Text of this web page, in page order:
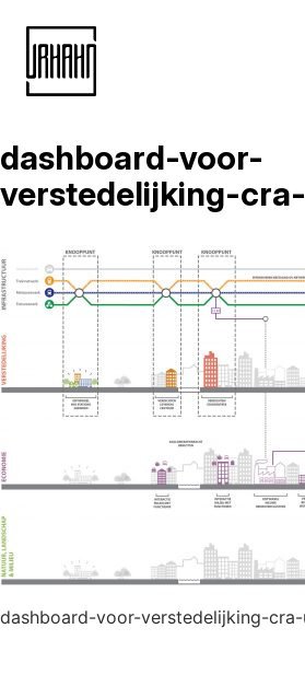
Naar
dashboard-voor-
verstedelijking-
dashboard-voor-verstedelijking-cra-